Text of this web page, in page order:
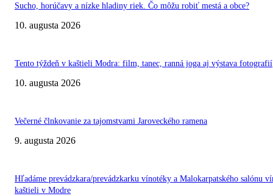
Sucho, horúčavy a nízke hladiny riek. Čo môžu robiť mestá a obce?
10. augusta 2026
Tento týždeň v kaštieli Modra: film, tanec, ranná joga aj výstava fotografií
10. augusta 2026
Večerné člnkovanie za tajomstvami Jaroveckého ramena
9. augusta 2026
Hľadáme prevádzkara/prevádzkarku vínotéky a Malokarpatského salónu
kaštieli v Modre